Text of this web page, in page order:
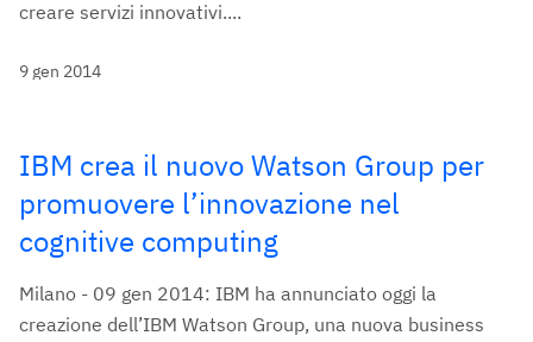
creare servizi innovativi....
9 gen 2014
IBM crea il nuovo Watson Group per
promuovere l’innovazione nel
cognitive computing
Milano - 09 gen 2014: IBM ha annunciato oggi la
creazione dell’IBM Watson Group, una nuova business